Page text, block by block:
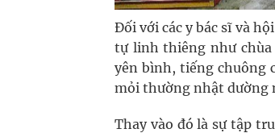
Đối với các y bác sĩ và
tự linh thiêng như chùa
yên bình, tiếng chuông
mỏi thường nhật dường
Thay vào đó là sự tập